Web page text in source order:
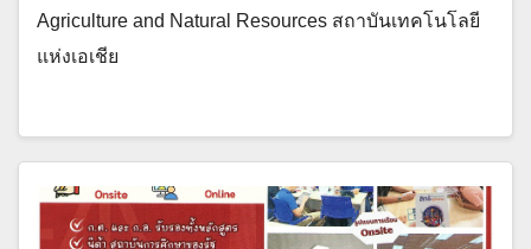
Agriculture and Natural Resources สถาบันเทคโนโลยี
แห่งเอเชีย